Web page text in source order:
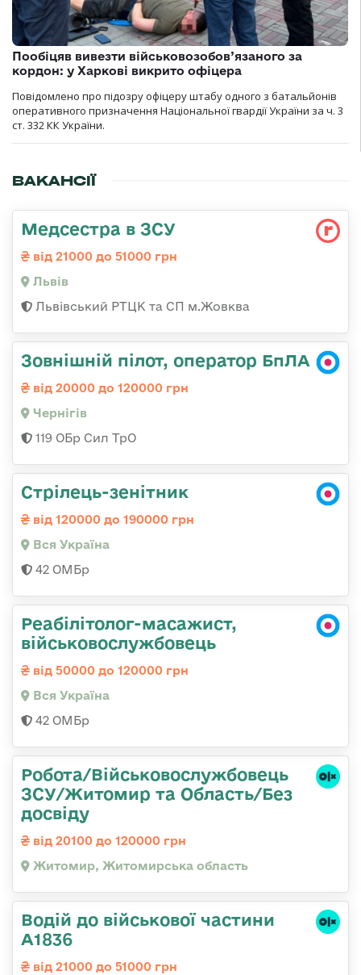
Пообіцяв вивезти військовозобов’язаного за
кордон: у Харкові викрито офіцера
Повідомлено про підозру офіцеру штабу одного з батальйонів
оперативного призначення Національної гвардії України за ч. 3
ст. 332 КК України.
ВАКАНСІЇ
Медсестра в ЗСУ
від 21000 до 51000 грн
Львів
Львівський РТЦК та СП м.Жовква
Зовнішній пілот, оператор БпЛА
від 20000 до 120000 грн
Чернігів
119 ОБр Сил ТрО
Стрілець-зенітник
від 120000 до 190000 грн
Вся Україна
42 ОМБр
Реабілітолог-масажист,
військовослужбовець
від 50000 до 120000 грн
Вся Україна
42 ОМБр
Робота/Військовослужбовець
ЗСУ/Житомир та Область/Без
досвіду
від 20100 до 120000 грн
Житомир, Житомирська область
Водій до військової частини
А1836
від 21000 до 51000 грн